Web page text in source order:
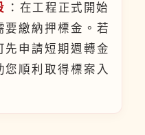
：在工程正式開始
要繳納押標金。若
先申請短期週轉金
順利取得標案入